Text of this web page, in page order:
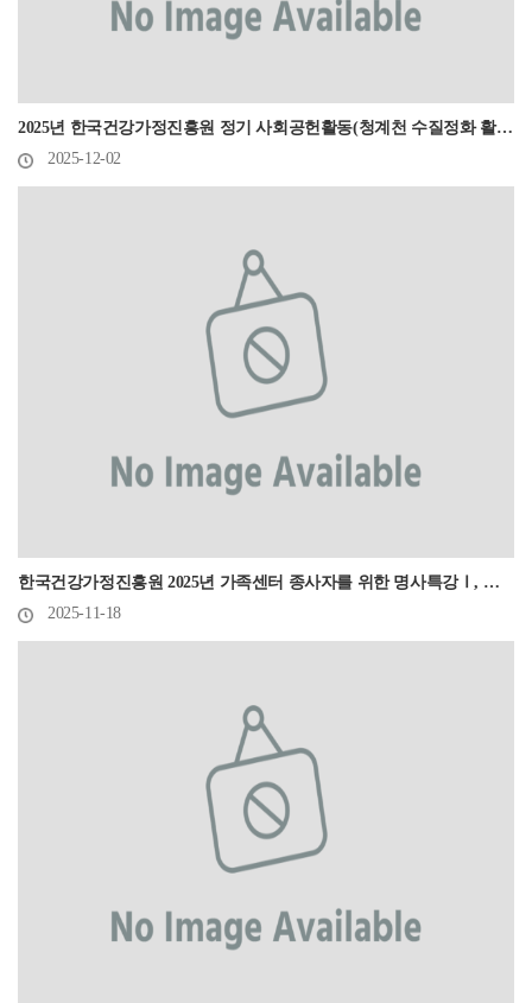
2025년 한국건강가정진흥원 정기 사회공헌활동(청계천 수질정화 활동)
2025-12-02
한국건강가정진흥원 2025년 가족센터 종사자를 위한 명사특강Ⅰ, Ⅱ 개최
2025-11-18